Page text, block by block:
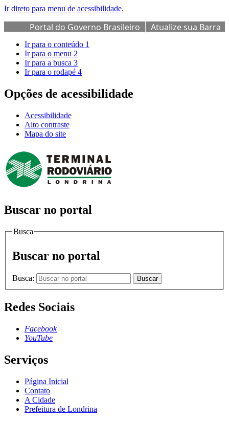
Ir direto para menu de acessibilidade.
Portal do Governo Brasileiro
Atualize sua Barra
de Governo
Ir para o conteúdo 1
Ir para o menu 2
Ir para a busca 3
Ir para o rodapé 4
Opções de acessibilidade
Acessibilidade
Alto contraste
Mapa do site
Buscar no portal
Busca
Buscar no portal
Busca: Buscar
Redes Sociais
Facebook
YouTube
Serviços
Página Inicial
Contato
A Cidade
Prefeitura de Londrina